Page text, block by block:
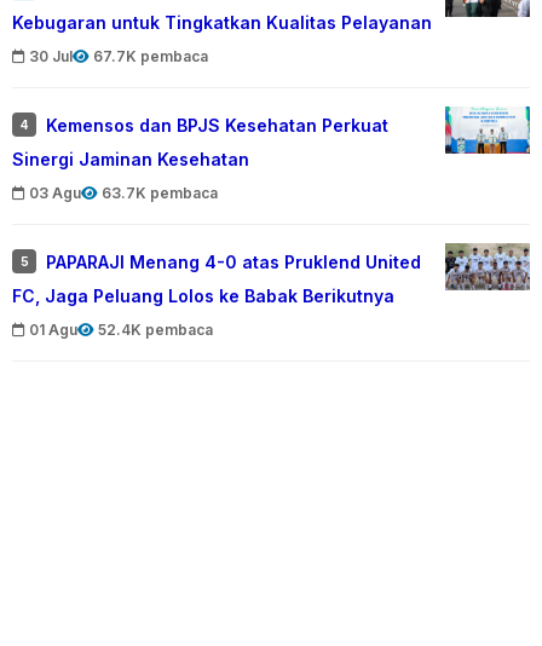
Kebugaran untuk Tingkatkan Kualitas Pelayanan
30 Jul 67.7K pembaca
4
Kemensos dan BPJS Kesehatan Perkuat
Sinergi Jaminan Kesehatan
03 Agu 63.7K pembaca
5
PAPARAJI Menang 4-0 atas Pruklend United
FC, Jaga Peluang Lolos ke Babak Berikutnya
01 Agu 52.4K pembaca